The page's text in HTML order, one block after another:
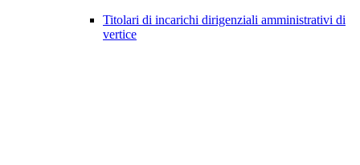
Titolari di incarichi dirigenziali amministrativi di
vertice